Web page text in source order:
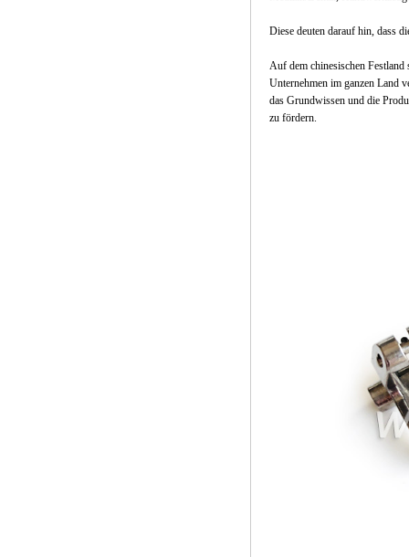
Diese deuten darauf hin, dass
Auf dem chinesischen
Unternehmen im ganzen Land
das Grundwissen und die
zu fördern.